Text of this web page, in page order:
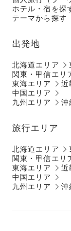
ホテル・宿を探
テーマから探す
出発地
北海道エリア
関東・甲信エリ
東海エリア
近
中国エリア
九州エリア
沖
旅行エリア
北海道エリア
関東・甲信エリ
東海エリア
近
中国エリア
九州エリア
沖